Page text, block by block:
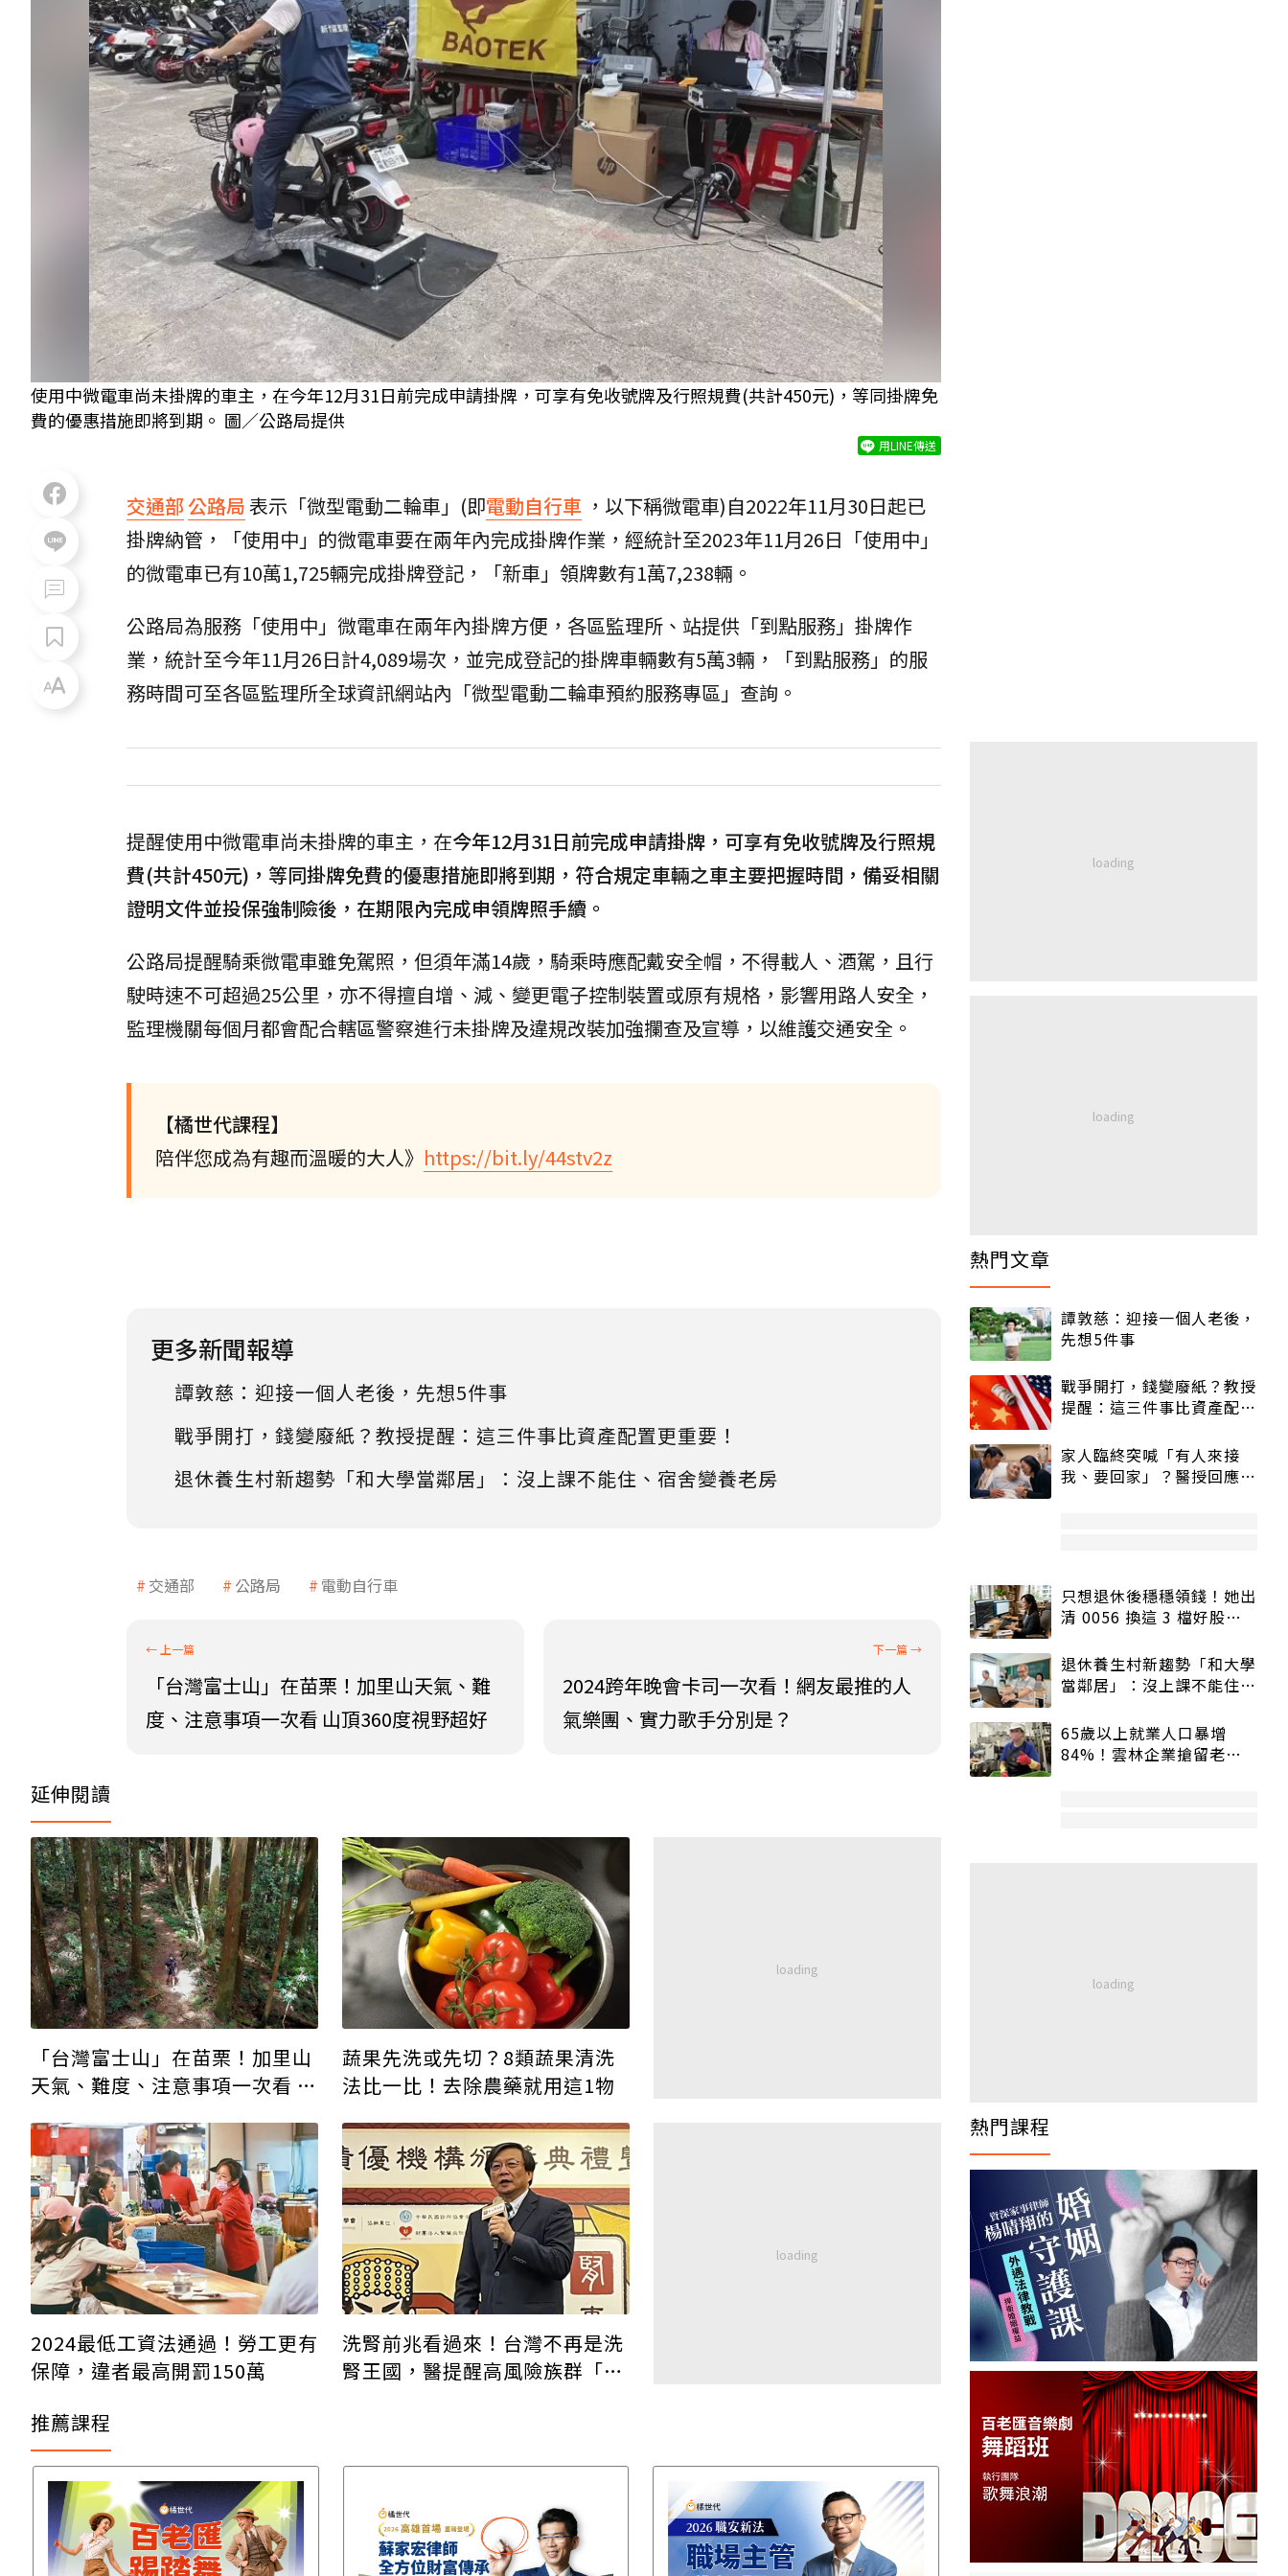
使用中微電車尚未掛牌的車主，在今年12月31日前完成申請掛牌，可享有免收號牌及行照規費(共計450元)，等同掛牌免
費的優惠措施即將到期。 圖／公路局提供
用LINE傳送
交通部公路局表示「微型電動二輪車」(即電動自行車 ，以下稱微電車)自2022年11月30日起已
掛牌納管，「使用中」的微電車要在兩年內完成掛牌作業，經統計至2023年11月26日「使用中」
的微電車已有10萬1,725輛完成掛牌登記，「新車」領牌數有1萬7,238輛。
公路局為服務「使用中」微電車在兩年內掛牌方便，各區監理所、站提供「到點服務」掛牌作
業，統計至今年11月26日計4,089場次，並完成登記的掛牌車輛數有5萬3輛，「到點服務」的服
務時間可至各區監理所全球資訊網站內「微型電動二輪車預約服務專區」查詢。
提醒使用中微電車尚未掛牌的車主，在今年12月31日前完成申請掛牌，可享有免收號牌及行照規
費(共計450元)，等同掛牌免費的優惠措施即將到期，符合規定車輛之車主要把握時間，備妥相關
證明文件並投保強制險後，在期限內完成申領牌照手續。
公路局提醒騎乘微電車雖免駕照，但須年滿14歲，騎乘時應配戴安全帽，不得載人、酒駕，且行
駛時速不可超過25公里，亦不得擅自增、減、變更電子控制裝置或原有規格，影響用路人安全，
監理機關每個月都會配合轄區警察進行未掛牌及違規改裝加強攔查及宣導，以維護交通安全。
【橘世代課程】
陪伴您成為有趣而溫暖的大人》 https://bit.ly/44stv2z
更多新聞報導
譚敦慈：迎接一個人老後，先想5件事
戰爭開打，錢變廢紙？教授提醒：這三件事比資產配置更重要！
退休養生村新趨勢「和大學當鄰居」：沒上課不能住、宿舍變養老房
交通部 公路局 電動自行車
「台灣富士山」在苗栗！加里山天氣、難
度、注意事項一次看 山頂360度視野超好
2024跨年晚會卡司一次看！網友最推的人
氣樂團、實力歌手分別是？
延伸閱讀
「台灣富士山」在苗栗！加里山
天氣、難度、注意事項一次看 山
蔬果先洗或先切？8類蔬果清洗
法比一比！去除農藥就用這1物
2024最低工資法通過！勞工更有
保障，違者最高開罰150萬
洗腎前兆看過來！台灣不再是洗
腎王國，醫提醒高風險族群「早
推薦課程
熱門文章
譚敦慈：迎接一個人老後，
先想5件事
戰爭開打，錢變廢紙？教授
提醒：這三件事比資產配置
家人臨終突喊「有人來接
我、要回家」？醫授回應方
只想退休後穩穩領錢！她出
清 0056 換這 3 檔好股：
退休養生村新趨勢「和大學
當鄰居」：沒上課不能住、
65歲以上就業人口暴增
84%！雲林企業搶留老員
熱門課程